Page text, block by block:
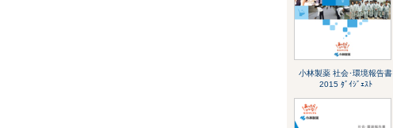
小林製薬 社会･環境報告書
2015 ﾀﾞｲｼﾞｪｽﾄ